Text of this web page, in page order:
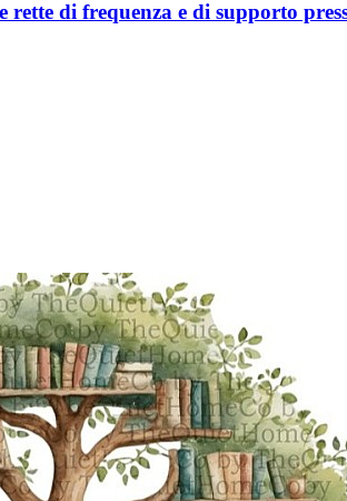
di frequenza e di supporto